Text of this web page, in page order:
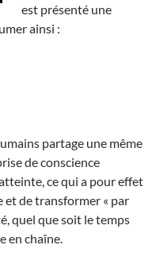
est présenté une
ainsi :
partage une même
de conscience
ce qui a pour effet
et de transformer « par
quel que soit le temps
en chaîne.